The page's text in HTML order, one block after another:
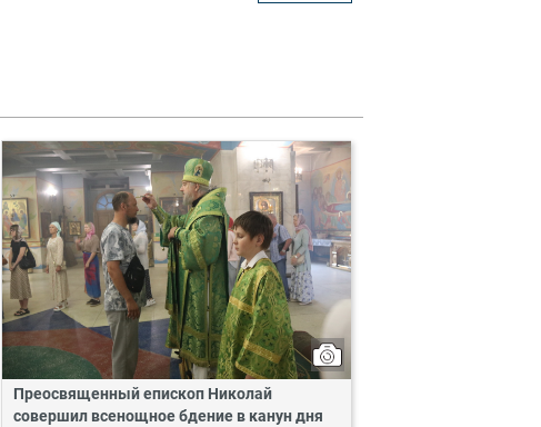
Преосвященный епископ Николай
совершил всенощное бдение в канун дня